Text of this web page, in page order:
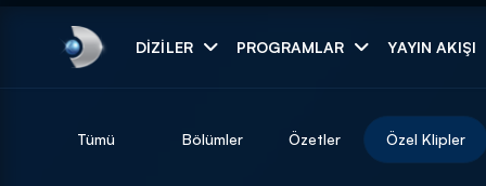
DIZILER PROGRAMLAR YAYIN AKIŞI
ARAMA SONUÇLARI
Tümü Bölümler Özetler Özel Klipler